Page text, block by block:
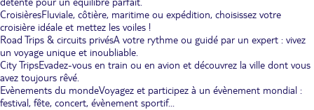
CroisièresFluviale, côtière, maritime ou expédition, choisissez votre
croisière idéale et mettez les voiles !
Road Trips & circuits privésA votre rythme ou guidé par un expert : vivez
un voyage unique et inoubliable.
City TripsEvadez-vous en train ou en avion et découvrez la ville dont vous
avez toujours rêvé.
Evènements du mondeVoyagez et participez à un évènement mondial :
festival, fête, concert, évènement sportif...